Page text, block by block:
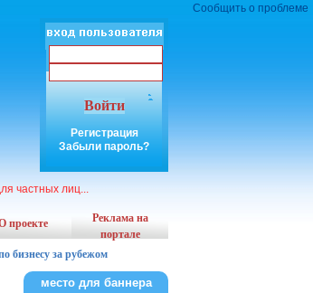
Сообщить о проблеме
Войти
Регистрация
Забыли пароль?
частных лиц...
проекте
Реклама на
портале
бизнесу за рубежом
место для баннера